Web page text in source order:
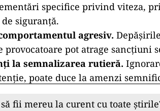
specifice privind viteza,
siguranță.
agresiv.
provocatoare pot atrage sancțiuni
la semnalizarea rutieră.
poate duce la amenzi
fii mereu la curent cu toate